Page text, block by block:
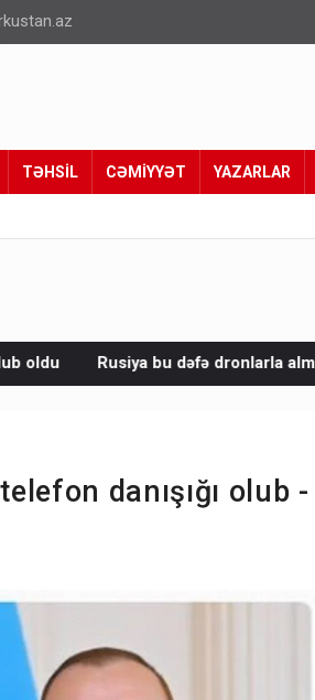
TƏHSİL CƏMİYYƏT YAZARLAR
dəfə dronlarla alman gəmisini vurdu
danışığı olub -